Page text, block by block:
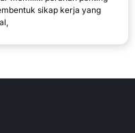
sikap kerja yang